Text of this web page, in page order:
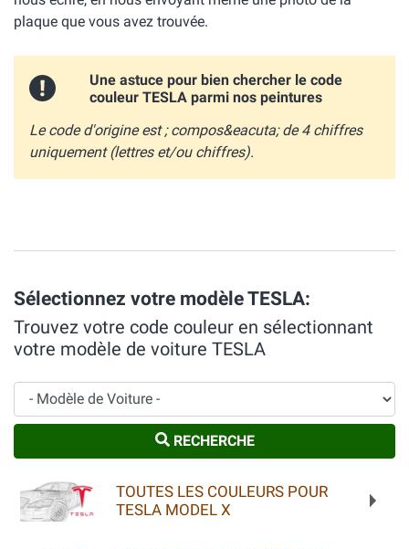
plaque que vous avez trouvée.
Une astuce pour bien chercher le code
couleur TESLA parmi nos peintures
Le code d'origine est ; compos&eacuta; de 4 chiffres
uniquement (lettres et/ou chiffres).
Sélectionnez votre modèle TESLA:
Trouvez votre code couleur en sélectionnant
votre modèle de voiture TESLA
Modèle de Voiture
RECHERCHE
TOUTES LES COULEURS POUR
TESLA MODEL X